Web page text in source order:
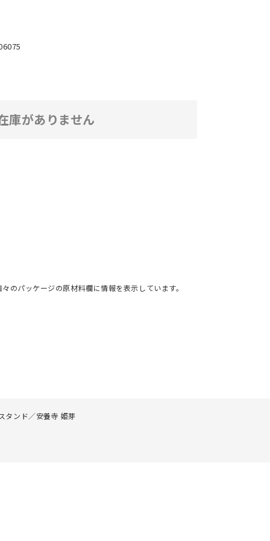
庫がありません
のパッケージの原材料欄に情報を表示しています。
タンド／安養寺 姫芽